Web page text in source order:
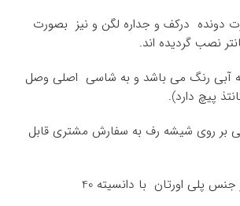
دونده درکف و جداره لگن و نیز بصورت
نصب گردیده اند.
آبی رنگ می باشد و به شاسی اصلی وصل
پیچ دارد).
بر روی شیشه رف به سفارش مشتری قابل
پلی اورتان با دانسیته 40